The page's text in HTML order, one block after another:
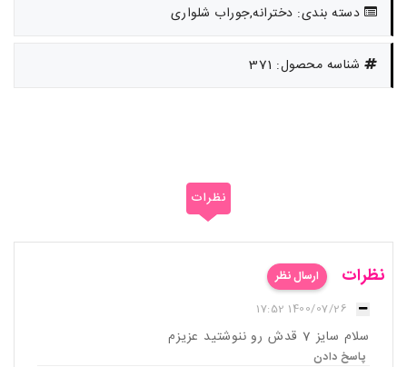
دسته بندی: دخترانه,جوراب شلواری
شناسه محصول: 371
نظرات
نظرات
ارسال نظر
1400/07/26 17:52
سلام سایز 7 قدش رو ننوشتید عزیزم
پاسخ دادن